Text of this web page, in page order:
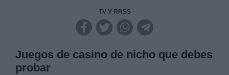
TV Y RRSS
Juegos de casino de nicho que debes
probar